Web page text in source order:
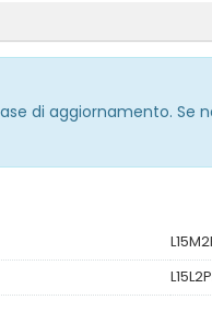
di aggiornamento. Se